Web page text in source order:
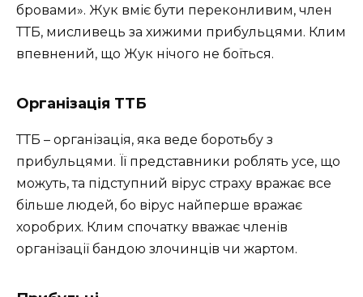
бровами». Жук вміє бути переконливим, член
ТТБ, мисливець за хижими прибульцями. Клим
впевнений, що Жук нічого не боїться.
Організація ТТБ
ТТБ – організація, яка веде боротьбу з
прибульцями. Її представники роблять усе, що
можуть, та підступний вірус страху вражає все
більше людей, бо вірус найперше вражає
хоробрих. Клим спочатку вважає членів
організації бандою злочинців чи жартом.